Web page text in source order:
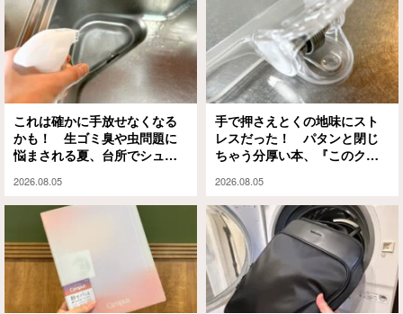
これは確かに手放せなくなる
かも！ 生ゴミ臭や虫問題に
悩まされる夏、台所でシュッ
2026.08.05
手で押さえとくの地味にスト
レスだった！ パタンと閉じ
ちゃう分厚い本、『このクリ
2026.08.05